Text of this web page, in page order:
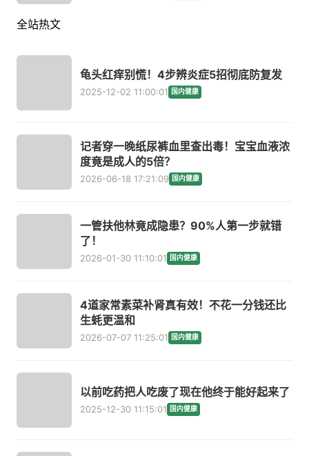
全站热文
龟头红痒别慌！4步辨炎症5招彻底防复发
2025-12-02 11:00:01 国内健康
记者穿一晚纸尿裤血里查出毒！宝宝血液浓
度竟是成人的5倍？
2026-06-18 17:21:09 国内健康
一管扶他林竟成隐患？90%人第一步就错
了！
2026-01-30 11:10:01 国内健康
4道家常素菜补肾真有效！不花一分钱还比
生蚝更温和
2026-07-07 11:25:01 国内健康
以前吃药把人吃废了现在他终于能好起来了
2025-12-30 11:15:01 国内健康